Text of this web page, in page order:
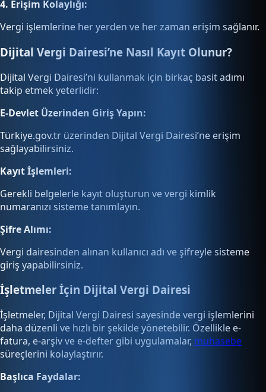
4. Erişim Kolaylığı:
Vergi işlemlerine her yerden ve her zaman erişim sağlanır.
Dijital Vergi Dairesi’ne Nasıl Kayıt Olunur?
Dijital Vergi Dairesi’ni kullanmak için birkaç basit adımı
takip etmek yeterlidir:
E-Devlet Üzerinden Giriş Yapın:
Türkiye.gov.tr üzerinden Dijital Vergi Dairesi’ne erişim
sağlayabilirsiniz.
Kayıt İşlemleri:
Gerekli belgelerle kayıt oluşturun ve vergi kimlik
numaranızı sisteme tanımlayın.
Şifre Alımı:
Vergi dairesinden alınan kullanıcı adı ve şifreyle sisteme
giriş yapabilirsiniz.
İşletmeler İçin Dijital Vergi Dairesi
İşletmeler, Dijital Vergi Dairesi sayesinde vergi işlemlerini
daha düzenli ve hızlı bir şekilde yönetebilir. Özellikle e-
fatura, e-arşiv ve e-defter gibi uygulamalar, muhasebe
süreçlerini kolaylaştırır.
Başlıca Faydalar: